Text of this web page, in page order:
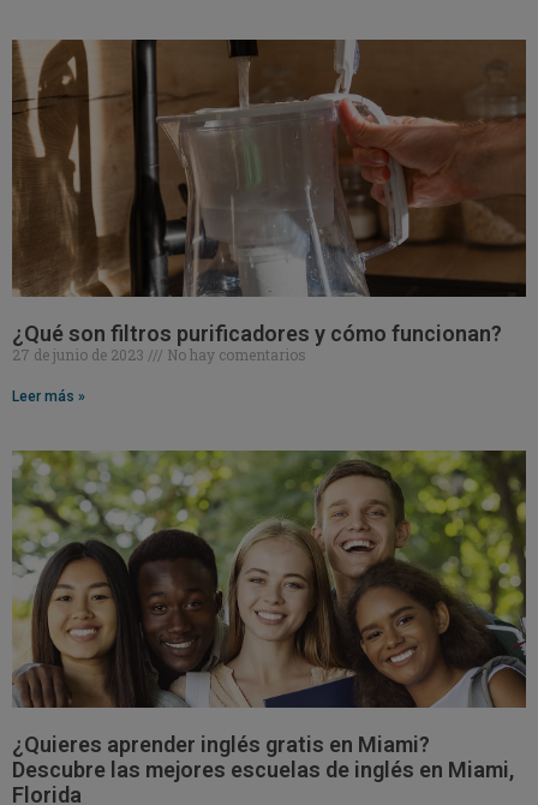
¿Qué son filtros purificadores y cómo funcionan?
27 de junio de 2023 No hay comentarios
Leer más »
¿Quieres aprender inglés gratis en Miami?
Descubre las mejores escuelas de inglés en Miami,
Florida